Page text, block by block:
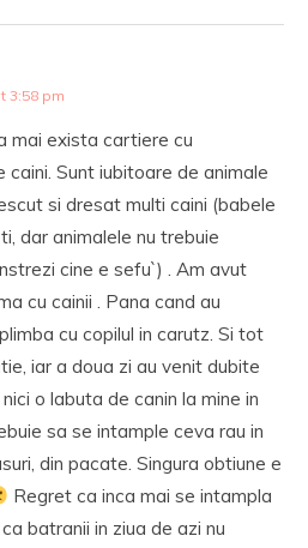
3:58 pm
mai exista cartiere cu
Sunt iubitoare de animale
si dresat multi caini (babele
dar animalele nu trebuie
cine e sefu`) . Am avut
cu cainii . Pana cand au
cu copilul in carutz. Si tot
iar a doua zi au venit dubite
o labuta de canin la mine in
sa se intample ceva rau in
din pacate. Singura obtiune e
Regret ca inca mai se intampla
batranii in ziua de azi nu